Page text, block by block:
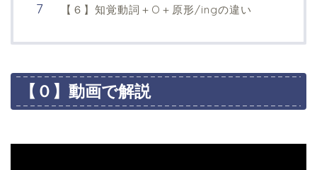
【６】知覚動詞＋O＋原形/ingの違い
【０】動画で解説